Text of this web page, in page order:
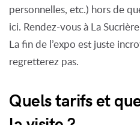
personnelles, etc.) hors de
ici. Rendez-vous à La
La fin de l’expo est juste
regretterez pas.
Quels tarifs et